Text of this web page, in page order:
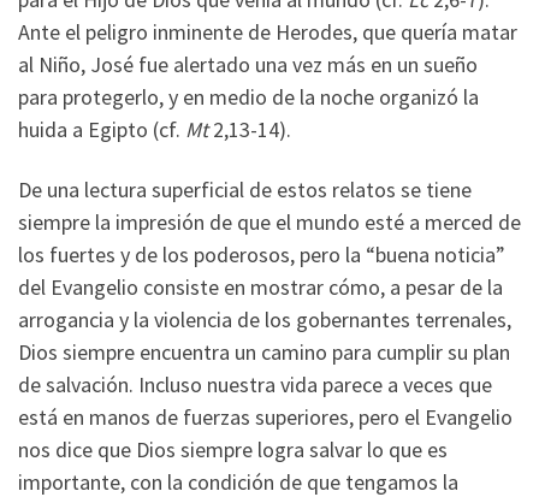
Ante el peligro inminente de Herodes, que quería matar
al Niño, José fue alertado una vez más en un sueño
para protegerlo, y en medio de la noche organizó la
huida a Egipto (cf. Mt2,13-14).
De una lectura superficial de estos relatos se tiene
siempre la impresión de que el mundo esté a merced de
los fuertes y de los poderosos, pero la “buena noticia”
del Evangelio consiste en mostrar cómo, a pesar de la
arrogancia y la violencia de los gobernantes terrenales,
Dios siempre encuentra un camino para cumplir su plan
de salvación. Incluso nuestra vida parece a veces que
está en manos de fuerzas superiores, pero el Evangelio
nos dice que Dios siempre logra salvar lo que es
importante, con la condición de que tengamos la